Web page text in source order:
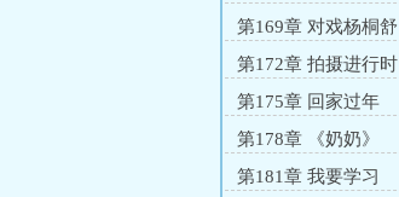
第169章 对戏杨桐舒
第172章 拍摄进行时
第175章 回家过年
第178章 《奶奶》
第181章 我要学习